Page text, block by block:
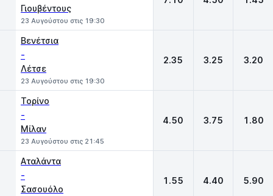
Γιουβέντους
23 Αυγούστου στις 19:30
Βενέτσια
-
Λέτσε
23 Αυγούστου στις 19:30
2.35 3.25 3.20
Τορίνο
-
Μίλαν
23 Αυγούστου στις 21:45
4.50 3.75 1.80
Αταλάντα
-
Σασουόλο
1.55 4.40 5.90